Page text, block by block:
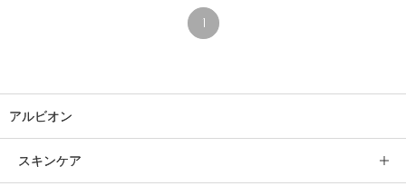
アルビオン
スキンケア
1